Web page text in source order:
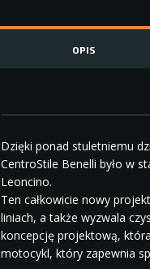
OPIS
Dzięki ponad stuletniemu
CentroStile Benelli było w
Leoncino.
Ten całkowicie nowy
liniach, a także wyzwala
koncepcję projektową,
motocykl, który zapewnia